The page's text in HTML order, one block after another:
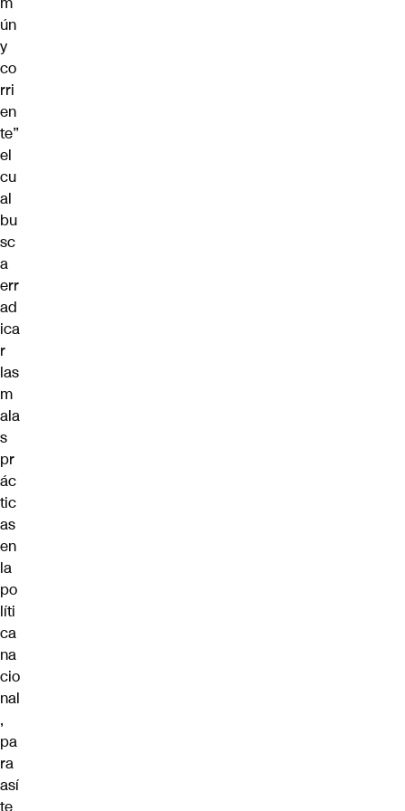
ún
y
co
rri
en
te”
el
cu
al
bu
sc
a
err
ad
ica
r
las
m
ala
s
pr
ác
tic
as
en
la
po
líti
ca
na
cio
nal
,
pa
ra
así
te